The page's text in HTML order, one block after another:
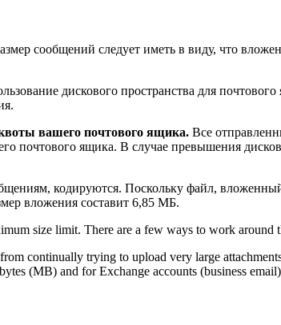
сообщений следует иметь в виду, что
дискового пространства для
вашего почтового ящика. Все
почтового ящика. В случае превышения
кодируются. Поскольку файл,
вложения составит 6,85 МБ.
size limit. There are a few ways to work
continually trying to upload very large
(MB) and for Exchange accounts (business